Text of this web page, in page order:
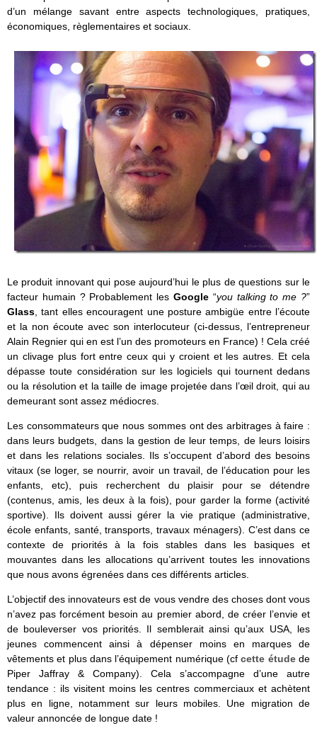
d’un mélange savant entre aspects technologiques, pratiques,
économiques, règlementaires et sociaux.
Le produit innovant qui pose aujourd’hui le plus de questions sur le
facteur humain ? Probablement les Google “you talking to me ?”
Glass , tant elles encouragent une posture ambigüe entre l’écoute
et la non écoute avec son interlocuteur (ci-dessus, l’entrepreneur
Alain Regnier qui en est l’un des promoteurs en France) ! Cela créé
un clivage plus fort entre ceux qui y croient et les autres. Et cela
dépasse toute considération sur les logiciels qui tournent dedans
ou la résolution et la taille de image projetée dans l’œil droit, qui au
demeurant sont assez médiocres.
Les consommateurs que nous sommes ont des arbitrages à faire :
dans leurs budgets, dans la gestion de leur temps, de leurs loisirs
et dans les relations sociales. Ils s’occupent d’abord des besoins
vitaux (se loger, se nourrir, avoir un travail, de l’éducation pour les
enfants, etc), puis recherchent du plaisir pour se détendre
(contenus, amis, les deux à la fois), pour garder la forme (activité
sportive). Ils doivent aussi gérer la vie pratique (administrative,
école enfants, santé, transports, travaux ménagers). C’est dans ce
contexte de priorités à la fois stables dans les basiques et
mouvantes dans les allocations qu’arrivent toutes les innovations
que nous avons égrenées dans ces différents articles.
L’objectif des innovateurs est de vous vendre des choses dont vous
n’avez pas forcément besoin au premier abord, de créer l’envie et
de bouleverser vos priorités. Il semblerait ainsi qu’aux USA, les
jeunes commencent ainsi à dépenser moins en marques de
vêtements et plus dans l’équipement numérique (cfcette étudede
Piper Jaffray & Company). Cela s’accompagne d’une autre
tendance : ils visitent moins les centres commerciaux et achètent
plus en ligne, notamment sur leurs mobiles. Une migration de
valeur annoncée de longue date !